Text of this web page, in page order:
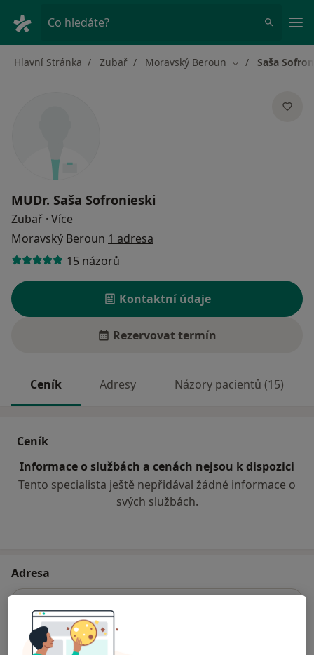
Co hledáte?
Hlavní Stránka Zubař Moravský Beroun Změna města
Saša
MUDr. Saša Sofronieski
Zubař · Více
Moravský Beroun 1 adresa
15 názorů
Kontaktní údaje
Rezervovat termín
Ceník Adresy Názory pacientů (15)
Ceník
Informace o službách a cenách nejsou k dispozici
Tento specialista ještě nepřidával žádné informace o
svých službách.
Adresa
Praktický lékař stomatolog
Karla IV. 36,